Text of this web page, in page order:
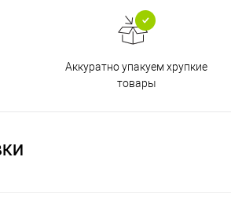
Аккуратно упакуем хрупкие
товары